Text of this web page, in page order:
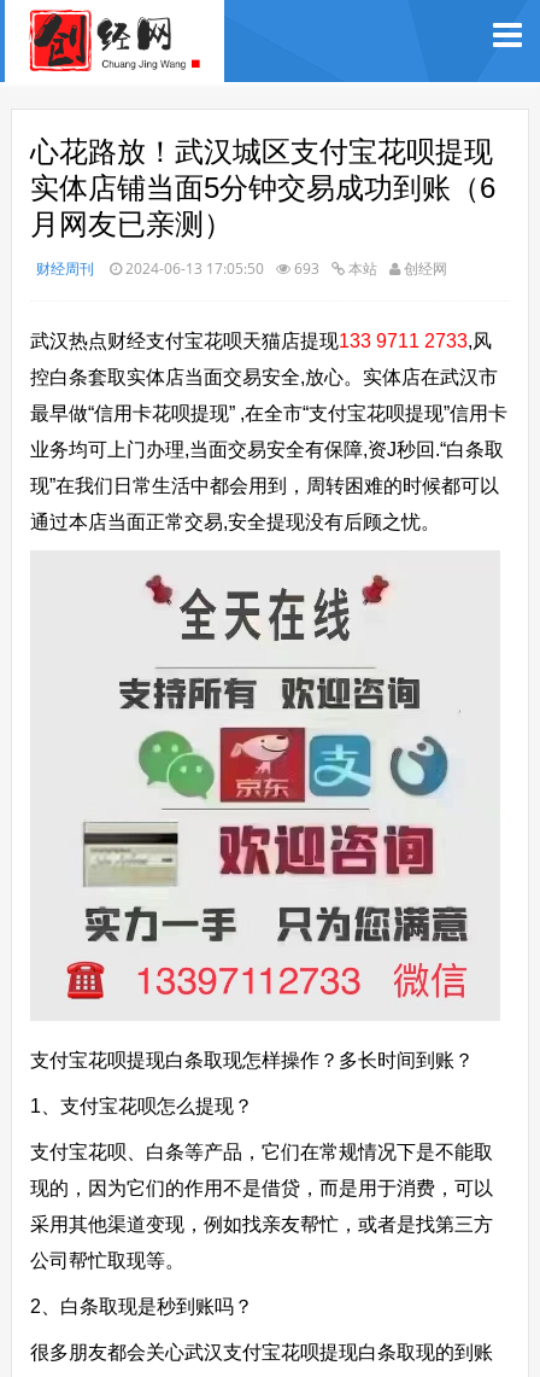
心花路放！武汉城区支付宝花呗提现
实体店铺当面5分钟交易成功到账（6
月网友已亲测）
财经周刊 2024-06-13 17:05:50 693 本站 创经网
武汉热点财经支付宝花呗天猫店提现133 9711 2733,风
控白条套取实体店当面交易安全,放心。实体店在武汉市
最早做“信用卡花呗提现” ,在全市“支付宝花呗提现”信用卡
业务均可上门办理,当面交易安全有保障,资J秒回.“白条取
现”在我们日常生活中都会用到，周转困难的时候都可以
通过本店当面正常交易,安全提现没有后顾之忧。
支付宝花呗提现白条取现怎样操作？多长时间到账？
1、支付宝花呗怎么提现？
支付宝花呗、白条等产品，它们在常规情况下是不能取
现的，因为它们的作用不是借贷，而是用于消费，可以
采用其他渠道变现，例如找亲友帮忙，或者是找第三方
公司帮忙取现等。
2、白条取现是秒到账吗？
很多朋友都会关心武汉支付宝花呗提现白条取现的到账